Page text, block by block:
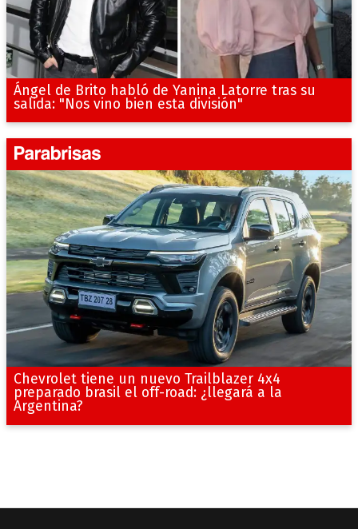
Ángel de Brito habló de Yanina Latorre tras su
salida: "Nos vino bien esta división"
Chevrolet tiene un nuevo Trailblazer 4x4
preparado brasil el off-road: ¿llegará a la
Argentina?